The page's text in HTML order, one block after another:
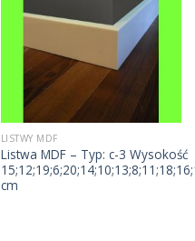
LISTWY MDF
Listwa MDF – Typ: c-3 Wysokość
cm